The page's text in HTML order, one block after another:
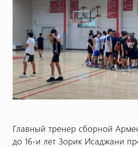
Главный тренер сборной
до 16-и лет Зорик Исаджани